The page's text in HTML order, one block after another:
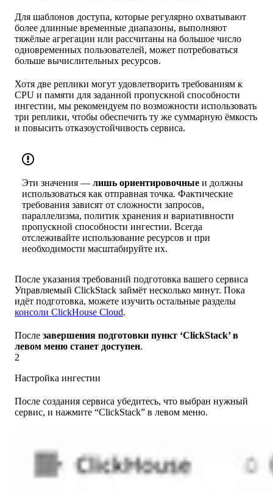
Для шаблонов доступа, которые регулярно охватывают
более длинные временные диапазоны, выполняют
тяжёлые агрегации или рассчитаны на большое число
одновременных пользователей, может потребоваться
больше вычислительных ресурсов.
Хотя две реплики могут удовлетворить требованиям к
CPU и памяти для заданной пропускной способности
ингестии, мы рекомендуем по возможности использовать
три реплики, чтобы обеспечить ту же суммарную ёмкость
и повысить отказоустойчивость сервиса.
Эти значения — лишь ориентировочные и должны
использоваться как отправная точка. Фактические
требования зависят от сложности запросов,
параллелизма, политик хранения и вариативности
пропускной способности ингестии. Всегда
отслеживайте использование ресурсов и при
необходимости масштабируйте их.
После указания требований подготовка вашего сервиса
Управляемый ClickStack займёт несколько минут. Пока
идёт подготовка, можете изучить остальные разделы
консоли ClickHouse Cloud.
После завершения подготовки пункт ‘ClickStack’ в
левом меню станет доступен.
2
Настройка ингестии
После создания сервиса убедитесь, что выбран нужный
сервис, и нажмите “ClickStack” в левом меню.